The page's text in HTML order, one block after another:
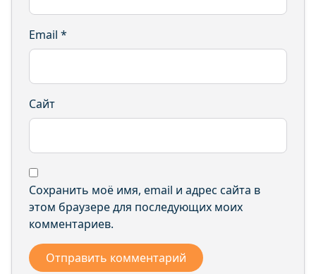
Email *
Сайт
Сохранить моё имя, email и адрес сайта в
этом браузере для последующих моих
комментариев.